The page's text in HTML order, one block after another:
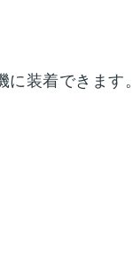
装着できます。